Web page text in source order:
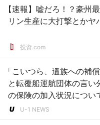
【速報】嘘だろ！？豪州
リン生産に大打撃とかヤ
投資.com
「こいつら、遺族への補
と転覆船運航団体の言
の保険の加入状況につ
U-1 NEWS